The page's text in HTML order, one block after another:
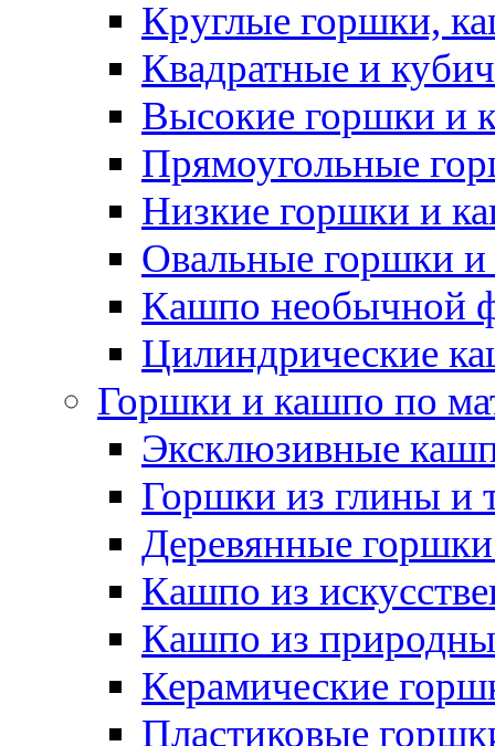
Круглые горшки,
Квадратные и
Высокие горшки и
Прямоугольные
Низкие горшки и
Овальные горшки
Кашпо необычной
Цилиндрические
Горшки и кашпо по
Эксклюзивные
Горшки из глины и
Деревянные
Кашпо из
Кашпо из
Керамические
Пластиковые